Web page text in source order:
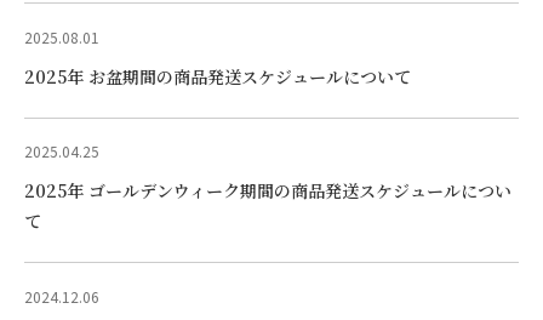
2025.08.01
2025年 お盆期間の商品発送スケジュールについて
2025.04.25
2025年 ゴールデンウィーク期間の商品発送スケジュールについ
て
2024.12.06